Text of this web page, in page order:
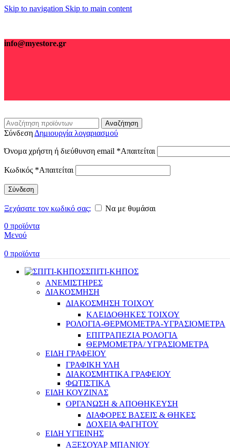
Skip to navigation Skip to main content
info@myestore.gr
Αναζήτηση
Σύνδεση Δημιουργία λογαριασμού
Όνομα χρήστη ή διεύθυνση email *Απαιτείται
Κωδικός *Απαιτείται
Σύνδεση
Ξεχάσατε τον κωδικό σας;
Να με θυμάσαι
0 προϊόντα
Μενού
0 προϊόντα
ΣΠΙΤΙ-ΚΗΠΟΣ
ΑΝΕΜΙΣΤΗΡΕΣ
ΔΙΑΚΟΣΜΗΣΗ
ΔΙΑΚΟΣΜΗΣΗ ΤΟΙΧΟΥ
ΚΛΕΙΔΟΘΗΚΕΣ ΤΟΙΧΟΥ
ΡΟΛΟΓΙΑ-ΘΕΡΜΟΜΕΤΡΑ-ΥΓΡΑΣΙΟΜΕΤΡΑ
ΕΠΙΤΡΑΠΕΖΙΑ ΡΟΛΟΓΙΑ
ΘΕΡΜΟΜΕΤΡΑ/ ΥΓΡΑΣΙΟΜΕΤΡΑ
ΕΙΔΗ ΓΡΑΦΕΙΟΥ
ΓΡΑΦΙΚΗ ΥΛΗ
ΔΙΑΚΟΣΜΗΤΙΚΑ ΓΡΑΦΕΙΟΥ
ΦΩΤΙΣΤΙΚΑ
ΕΙΔΗ ΚΟΥΖΙΝΑΣ
ΟΡΓΑΝΩΣΗ & ΑΠΟΘΗΚΕΥΣΗ
ΔΙΑΦΟΡΕΣ ΒΑΣΕΙΣ & ΘΗΚΕΣ
ΔΟΧΕΙΑ ΦΑΓΗΤΟΥ
ΕΙΔΗ ΥΓΙΕΙΝΗΣ
ΑΞΕΣΟΥΑΡ ΜΠΑΝΙΟΥ